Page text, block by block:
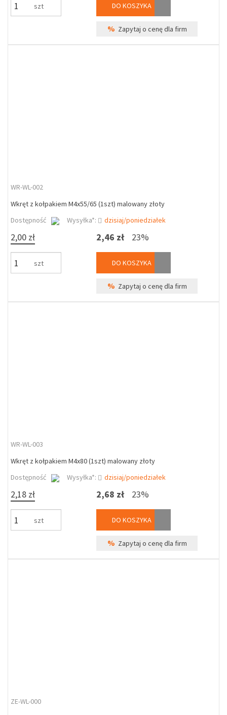
szt DO KOSZYKA
% Zapytaj o cenę dla firm
WR-WL-002
Wkręt z kołpakiem M4x55/65 (1szt) malowany złoty
Dostępność
Wysyłka*: dzisiaj/poniedziałek
2,00 zł
szt
2,46 zł 23%
DO KOSZYKA
% Zapytaj o cenę dla firm
WR-WL-003
Wkręt z kołpakiem M4x80 (1szt) malowany złoty
Dostępność
Wysyłka*: dzisiaj/poniedziałek
2,18 zł
szt
2,68 zł 23%
DO KOSZYKA
% Zapytaj o cenę dla firm
ZE-WL-000